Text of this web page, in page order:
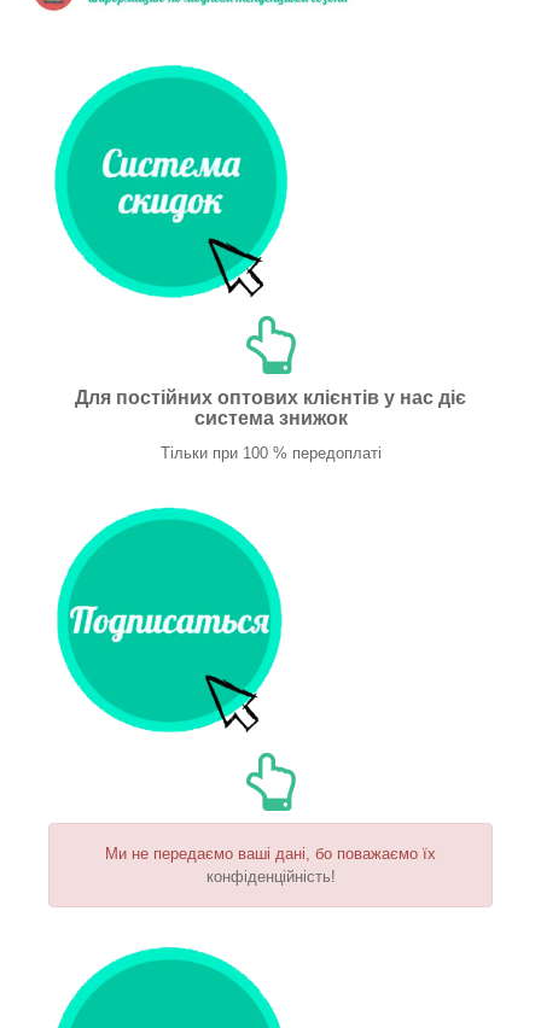
Для постійних оптових клієнтів у нас діє
система знижок
Тільки при 100 % передоплаті
Ми не передаємо ваші дані, бо поважаємо їх
конфіденційність!